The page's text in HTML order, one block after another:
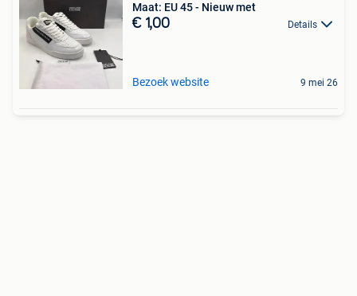
Maat: EU 45 - Nieuw met
€ 1,00 Details
Bezoek website 9 mei 26